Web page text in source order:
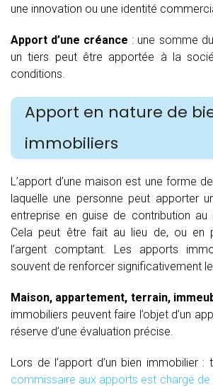
une innovation ou une identité
Apport d’une créance : une somme
un tiers peut être apportée à la
conditions.
Apport en nature de
immobiliers
L’apport d’une maison est une forme
laquelle une personne peut apporter
entreprise en guise de contribution au
Cela peut être fait au lieu de, ou en
l’argent comptant. Les apports
souvent de renforcer significativement
Maison, appartement, terrain,
immobiliers peuvent faire l’objet d’un
réserve d’une évaluation précise.
Lors de l’apport d’un bien immobilier :
commissaire aux apports est chargé de